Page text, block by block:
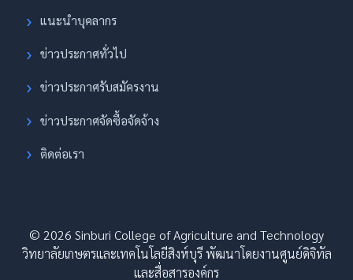
แนะนำบุคลากร
ข่าวประกาศทั่วไป
ข่าวประกาศรับสมัครงาน
ข่าวประกาศจัดซื้อจัดจ้าง
ติดต่อเรา
© 2026 Sinburi College of Agriculture and Technology
วิทยาลัยเกษตรและเทคโนโลยีสิงห์บุรี พัฒนาโดยงานศูนย์ดิจิทัล
และสื่อสารองค์กร